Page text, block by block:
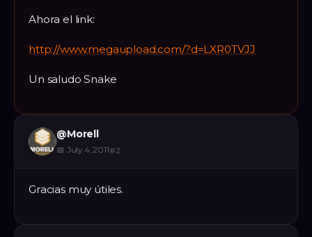
Ahora el link:
http://www.megaupload.com/?d=LXR0TVJJ
Un saludo Snake
@Morell
📅 July 4, 2011#2
Gracias muy útiles.